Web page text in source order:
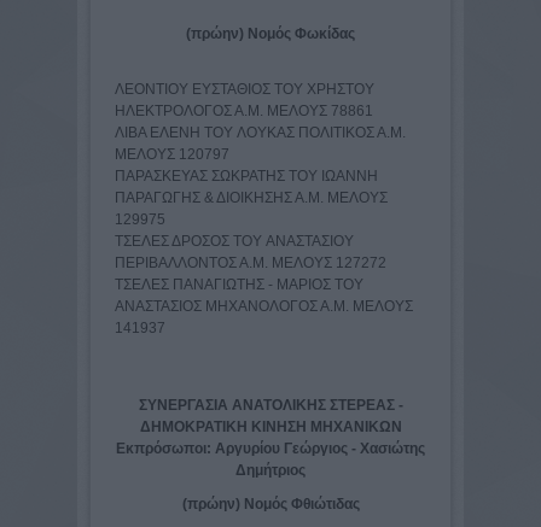
(πρώην) Νομός Φωκίδας
ΛΕΟΝΤΙΟΥ ΕΥΣΤΑΘΙΟΣ TOY ΧΡΗΣΤΟY
ΗΛΕΚΤΡΟΛΟΓΟΣ Α.Μ. ΜΕΛΟΥΣ 78861
ΛΙΒΑ ΕΛΕΝΗ TOY ΛΟΥΚΑΣ ΠΟΛΙΤΙΚΟΣ Α.Μ.
ΜΕΛΟΥΣ 120797
ΠΑΡΑΣΚΕΥΑΣ ΣΩΚΡΑΤΗΣ TOY ΙΩΑΝΝΗ
ΠΑΡΑΓΩΓΗΣ & ΔΙΟΙΚΗΣΗΣ Α.Μ. ΜΕΛΟΥΣ
129975
ΤΣΕΛΕΣ ΔΡΟΣΟΣ TOY ΑΝΑΣΤΑΣΙΟY
ΠΕΡΙΒΑΛΛΟΝΤΟΣ Α.Μ. ΜΕΛΟΥΣ 127272
ΤΣΕΛΕΣ ΠΑΝΑΓΙΩΤΗΣ - ΜΑΡΙΟΣ TOY
ΑΝΑΣΤΑΣΙΟΣ ΜΗΧΑΝΟΛΟΓΟΣ Α.Μ. ΜΕΛΟΥΣ
141937
ΣΥΝΕΡΓΑΣΙΑ ΑΝΑΤΟΛΙΚΗΣ ΣΤΕΡΕΑΣ -
ΔΗΜΟΚΡΑΤΙΚΗ ΚΙΝΗΣΗ ΜΗΧΑΝΙΚΩΝ
Εκπρόσωποι: Αργυρίου Γεώργιος - Χασιώτης
Δημήτριος
(πρώην) Νομός Φθιώτιδας